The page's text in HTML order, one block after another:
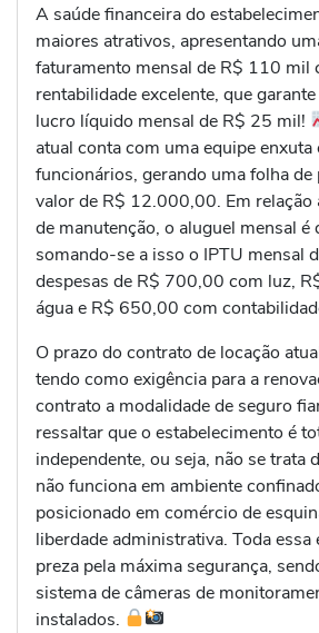
A saúde financeira do
maiores atrativos, apresentando
faturamento mensal de R$ 110 mil
rentabilidade excelente, que
lucro líquido mensal de R$ 25 mil!
atual conta com uma equipe enxuta
funcionários, gerando uma folha de
valor de R$ 12.000,00. Em relação
de manutenção, o aluguel mensal
somando-se a isso o IPTU mensal
despesas de R$ 700,00 com luz,
água e R$ 650,00 com
O prazo do contrato de locação
tendo como exigência para a
contrato a modalidade de seguro
ressaltar que o estabelecimento é
independente, ou seja, não se trata
não funciona em ambiente
posicionado em comércio de
liberdade administrativa. Toda
preza pela máxima segurança,
sistema de câmeras de
instalados.